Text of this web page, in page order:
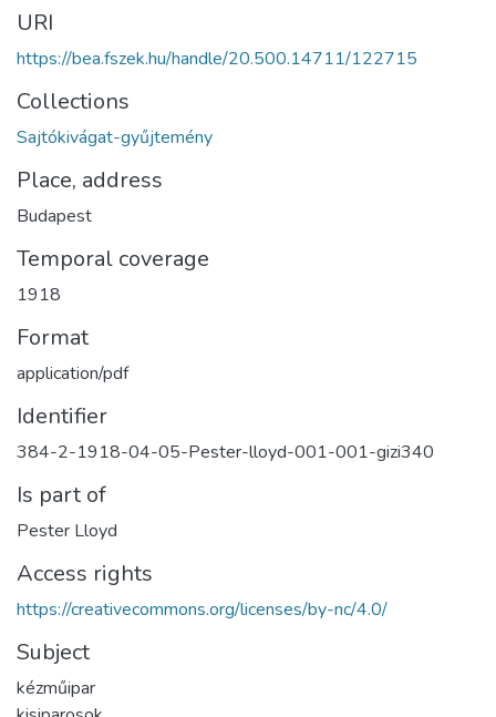
URI
https://bea.fszek.hu/handle/20.500.14711/122715
Collections
Sajtókivágat-gyűjtemény
Place, address
Budapest
Temporal coverage
1918
Format
application/pdf
Identifier
384-2-1918-04-05-Pester-lloyd-001-001-gizi340
Is part of
Pester Lloyd
Access rights
https://creativecommons.org/licenses/by-nc/4.0/
Subject
kézműipar